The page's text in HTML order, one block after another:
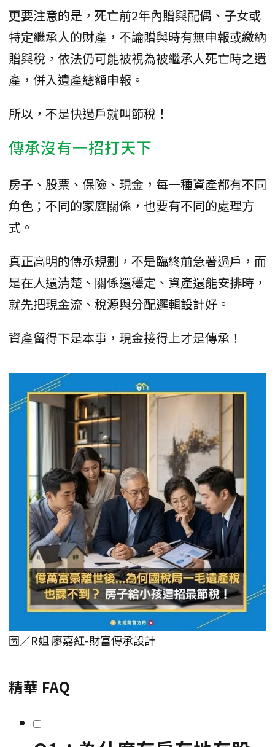
更要注意的是，死亡前2年內贈與配偶、子女或
特定繼承人的財產，不論贈與時有無申報或繳納
贈與稅，依法仍可能被視為被繼承人死亡時之遺
產，併入遺產總額申報。
所以，不是快過戶就叫節稅！
傳承沒有一招打天下
房子、股票、保險、現金，每一種資產都有不同
角色；不同的家庭關係，也要有不同的處理方
式。
真正高明的傳承規劃，不是臨終前急著過戶，而
是在人還清楚、關係還穩定、資產還能安排時，
就先把現金流、稅源與分配邏輯設計好。
資產留得下是本事，現金接得上才是傳承！
圖／R姐 廖嘉紅-財富傳承設計
精華 FAQ